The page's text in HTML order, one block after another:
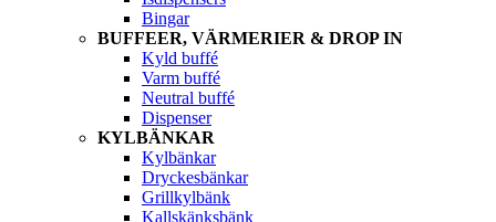
Bingar
BUFFEER, VÄRMERIER & DROP IN
Kyld buffé
Varm buffé
Neutral buffé
Dispenser
KYLBÄNKAR
Kylbänkar
Dryckesbänkar
Grillkylbänk
Kallskänksbänk